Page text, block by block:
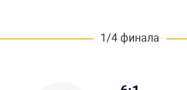
1/4 финала